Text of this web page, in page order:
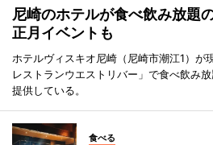
尼崎のホテルが食べ飲み放題
正月イベントも
ホテルヴィスキオ尼崎（尼崎市潮江1）が
レストランウエストリバー」で食べ飲み
提供している。
食べる